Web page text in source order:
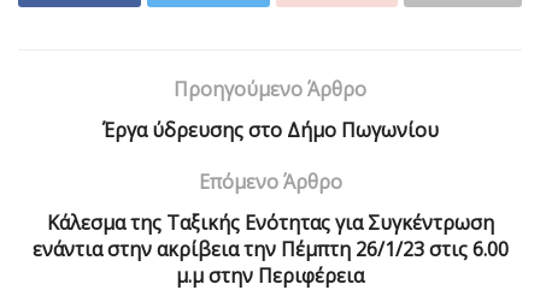
Προηγούμενο Άρθρο
Έργα ύδρευσης στο Δήμο Πωγωνίου
Επόμενο Άρθρο
Κάλεσμα της Ταξικής Ενότητας για Συγκέντρωση
ενάντια στην ακρίβεια την Πέμπτη 26/1/23 στις 6.00
μ.μ στην Περιφέρεια